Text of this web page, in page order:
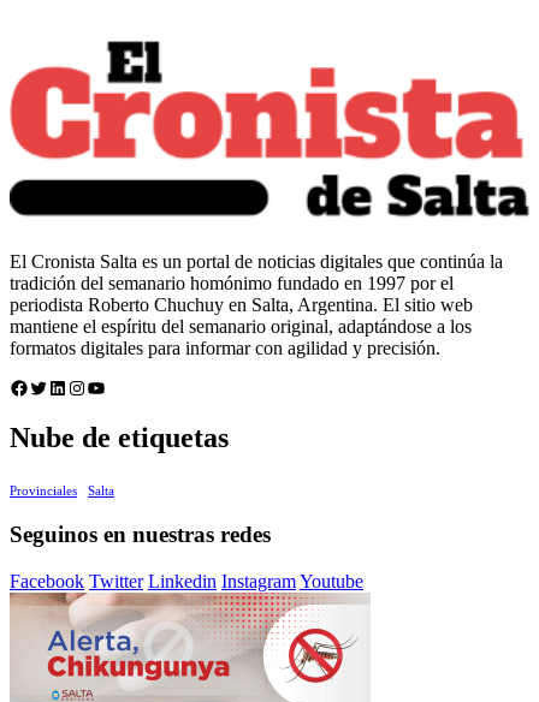
El Cronista Salta es un portal de noticias digitales que continúa la
tradición del semanario homónimo fundado en 1997 por el
periodista Roberto Chuchuy en Salta, Argentina. El sitio web
mantiene el espíritu del semanario original, adaptándose a los
formatos digitales para informar con agilidad y precisión.
Facebook
Twitter
LinkedIn
Instagram
YouTube
Nube de etiquetas
Provinciales Salta
Seguinos en nuestras redes
Facebook Twitter Linkedin InstagramYoutube